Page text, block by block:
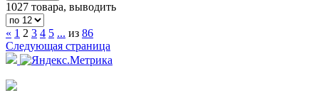
1027 товара, выводить
« 1 2 3 4 5 ... из 86
Следующая страница